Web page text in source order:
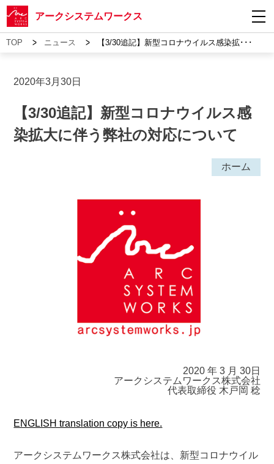
アークシステムワークス
TOP > ニュース > 【3/30追記】新型コロナウイルス感染拡･･･
2020年3月30日
【3/30追記】新型コロナウイルス感
染拡大に伴う弊社の対応について
ホーム
2020 年 3 月 30日
アークシステムワークス株式会社
代表取締役 木戸岡 稔
ENGLISH translation copy is here.
アークシステムワークス株式会社は、新型コロナウイル